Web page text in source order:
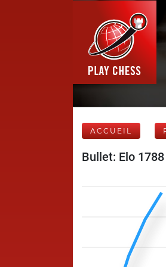
ACCUEIL
Bullet: Elo 1788